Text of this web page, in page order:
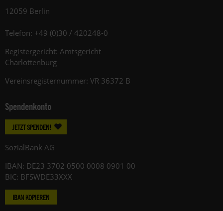
12059 Berlin
Telefon: +49 (0)30 / 420248-0
Registergericht: Amtsgericht
Charlottenburg
Vereinsregisternummer: VR 36372 B
Spendenkonto
JETZT SPENDEN!
SozialBank AG
IBAN: DE23 3702 0500 0008 0901 00
BIC: BFSWDE33XXX
IBAN KOPIEREN